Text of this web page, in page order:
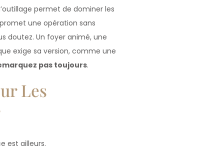
permet de dominer les
une opération sans
doutez. Un foyer animé, une
exige sa version, comme une
pas toujours.
Les
est ailleurs.